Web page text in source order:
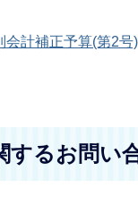
計補正予算(第2
するお問い